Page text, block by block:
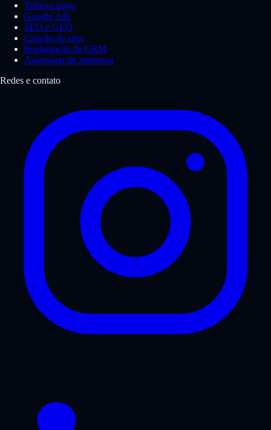
Tráfego pago
Google Ads
SEO e GEO
Criação de sites
Implantação de CRM
Assessoria de imprensa
Redes e contato